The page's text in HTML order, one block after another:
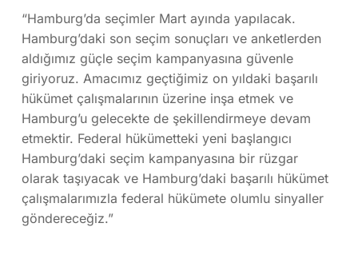
“Hamburg’da seçimler Mart ayında yapılacak.
Hamburg’daki son seçim sonuçları ve anketlerden
aldığımız güçle seçim kampanyasına güvenle
giriyoruz. Amacımız geçtiğimiz on yıldaki başarılı
hükümet çalışmalarının üzerine inşa etmek ve
Hamburg’u gelecekte de şekillendirmeye devam
etmektir. Federal hükümetteki yeni başlangıcı
Hamburg’daki seçim kampanyasına bir rüzgar
olarak taşıyacak ve Hamburg’daki başarılı hükümet
çalışmalarımızla federal hükümete olumlu sinyaller
göndereceğiz.”